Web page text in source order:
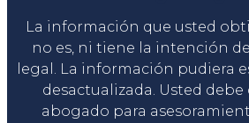
La información que usted
no es, ni tiene la intención
legal. La información pudiera
desactualizada. Usted
abogado para